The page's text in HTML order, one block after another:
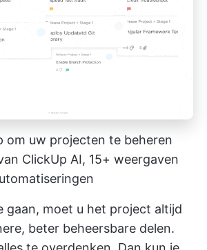
om uw projecten te beheren
ClickUp AI, 15+ weergaven
gaan, moet u het project altijd
beter beheersbare delen.